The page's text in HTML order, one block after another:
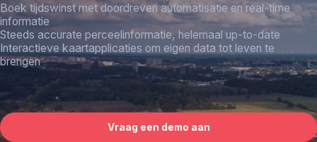
Boek tijdswinst met doordreven automatisatie en real-time
informatie
Steeds accurate perceelinformatie, helemaal up-to-date
Interactieve kaartapplicaties om eigen data tot leven te
brengen
Vraag een demo aan